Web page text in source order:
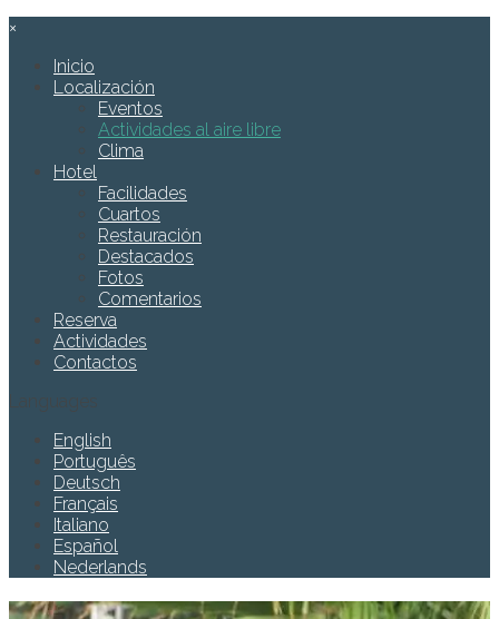
×
Inicio
Localización
Eventos
Actividades al aire libre
Clima
Hotel
Facilidades
Cuartos
Restauración
Destacados
Fotos
Comentarios
Reserva
Actividades
Contactos
English
Português
Deutsch
Français
Italiano
Español
Nederlands